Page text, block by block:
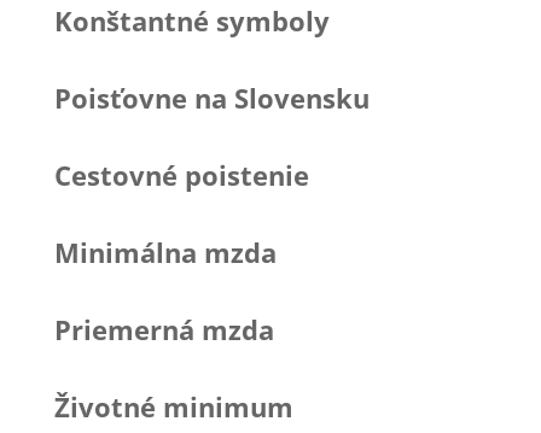
Konštantné symboly
Poisťovne na Slovensku
Cestovné poistenie
Minimálna mzda
Priemerná mzda
Životné minimum